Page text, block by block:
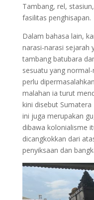
Tambang, rel,
fasilitas penghisapan.
Dalam bahasa lain,
narasi-narasi sejarah
tambang batubara
sesuatu yang
perlu
malahan ia turut
kini disebut
ini juga merupakan
dibawa kolonialisme
dicangkokkan dari
penyiksaan dan